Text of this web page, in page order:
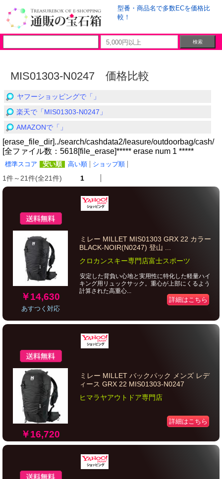
型番・商品名で多数ECを価格比
較！
MIS01303-N0247 価格比較
ヤフーショッピングで「」
楽天で「MIS01303-N0247」
AMAZONで「」
[erase_file_dir]../search/cashdata2/leasure/outdoorbag/cash/
[全ファイル数：5618[file_erase]***** erase num 1 *****
標準スコア 安い順 高い順 ショップ順
1件～21件(全21件) 1
￥14,630
あすつく対応
ミレー MILLET MIS01303 GRX 22 カラー
BLACK-NOIR(N0247) 登山 ...
クロカンスキー専門店富士スポーツ
安定した背負い心地と実用性に特化した軽量ハイ
キング用リュックサック。重心が上部にくるよう
計算された高重心...
詳細はこちら
￥16,720
ミレー MILLET バックパック メンズ レデ
ィース GRX 22 MIS01303-N0247
ヒマラヤアウトドア専門店
詳細はこちら